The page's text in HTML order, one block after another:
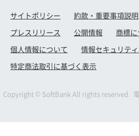
サイトポリシー 約款・重要事項説明
プレスリリース
公開情報
商標
個人情報について
情報セキュリテ
特定商法取引に基づく表示
Copyright © SoftBank All rights reserved.